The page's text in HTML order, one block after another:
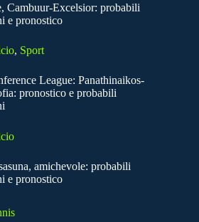
Cambuur-Excelsior: probabili
e pronostico
, Sport
League: Panathinaikos-
pronostico e probabili
amichevole: probabili
e pronostico